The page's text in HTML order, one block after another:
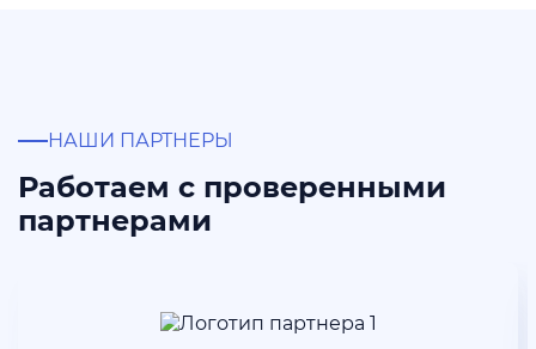
НАШИ ПАРТНЕРЫ
Работаем с проверенными
партнерами